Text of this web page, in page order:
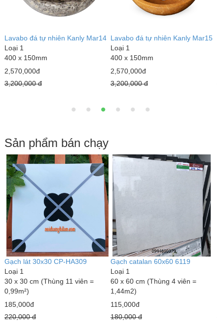
Lavabo đá tự nhiên Kanly Mar14
Loại 1
400 x 150mm
2,570,000đ
3,200,000 đ
Lavabo đá tự nhiên Kanly Mar15
Loại 1
400 x 150mm
2,570,000đ
3,200,000 đ
Sản phẩm bán chạy
Gạch lát 30x30 CP-HA309
Loại 1
30 x 30 cm (Thùng 11 viên =
0,99m²)
185,000đ
220,000 đ
Gạch catalan 60x60 6119
Loại 1
60 x 60 cm (Thùng 4 viên =
1,44m2)
115,000đ
180,000 đ